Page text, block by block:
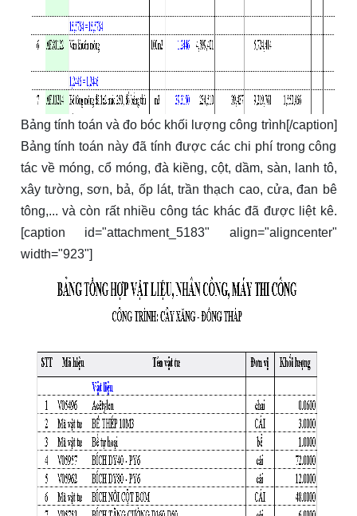
Bảng tính toán và đo bóc khối lượng công trình[/caption]
Bảng tính toán này đã tính được các chi phí trong công
tác về móng, cổ móng, đà kiềng, cột, dầm, sàn, lanh tô,
xây tường, sơn, bả, ốp lát, trần thạch cao, cửa, đan bê
tông,... và còn rất nhiều công tác khác đã được liệt kê.
[caption id="attachment_5183" align="aligncenter"
width="923"]